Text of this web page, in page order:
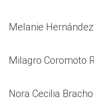
Melanie
Milagro Coromoto
Nora Cecilia